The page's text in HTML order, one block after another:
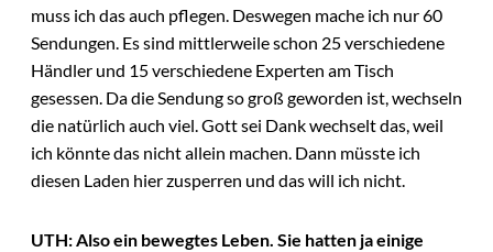
muss ich das auch pflegen. Deswegen mache ich nur 60
Sendungen. Es sind mittlerweile schon 25 verschiedene
Händler und 15 verschiedene Experten am Tisch
gesessen. Da die Sendung so groß geworden ist, wechseln
die natürlich auch viel. Gott sei Dank wechselt das, weil
ich könnte das nicht allein machen. Dann müsste ich
diesen Laden hier zusperren und das will ich nicht.
UTH: Also ein bewegtes Leben. Sie hatten ja einige